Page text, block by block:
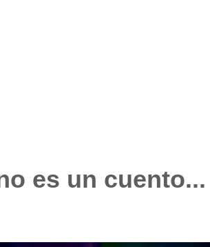
es un cuento...